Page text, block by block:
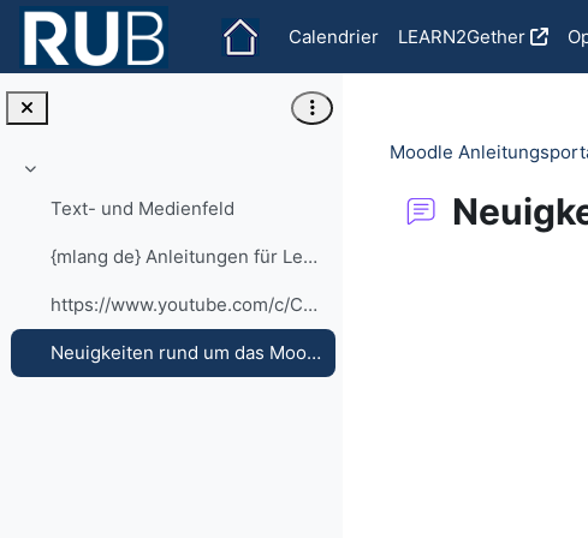
Passer au contenu principal
Calendrier
LEARN2Gether
Replier
Text- und Medienfeld
{mlang de} Anleitungen für Lehrende alle Anleitung...
https://www.youtube.com/c/CaptainMoodle
Neuigkeiten rund um das Moodle an der RUB
Moodle